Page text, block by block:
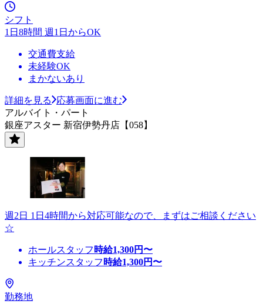
シフト
1日8時間 週1日からOK
交通費支給
未経験OK
まかないあり
詳細を見る
応募画面に進む
アルバイト・パート
銀座アスター 新宿伊勢丹店【058】
週2日 1日4時間から対応可能なので、まずはご相談ください
☆
ホールスタッフ 時給1,300円〜
キッチンスタッフ 時給1,300円〜
勤務地